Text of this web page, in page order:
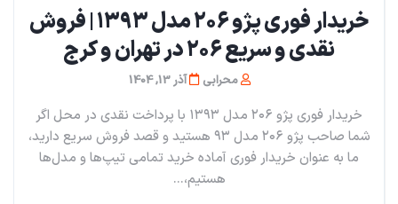
خریدار فوری پژو ۲۰۶ مدل ۱۳۹۳ | فروش
نقدی و سریع ۲۰۶ در تهران و کرج
محرابی آذر 13, 1404
خریدار فوری پژو ۲۰۶ مدل ۱۳۹۳ با پرداخت نقدی در محل اگر
شما صاحب پژو ۲۰۶ مدل ۹۳ هستید و قصد فروش سریع دارید،
ما به عنوان خریدار فوری آماده خرید تمامی تیپ‌ها و مدل‌ها
هستیم،...